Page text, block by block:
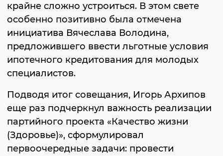
крайне сложно устроиться. В этом свете
особенно позитивно была отмечена
инициатива Вячеслава Володина,
предложившего ввести льготные условия
ипотечного кредитования для молодых
специалистов.
Подводя итог совещания, Игорь Архипов
еще раз подчеркнул важность реализации
партийного проекта «Качество жизни
(Здоровье)», сформулировал
первоочередные задачи: провести